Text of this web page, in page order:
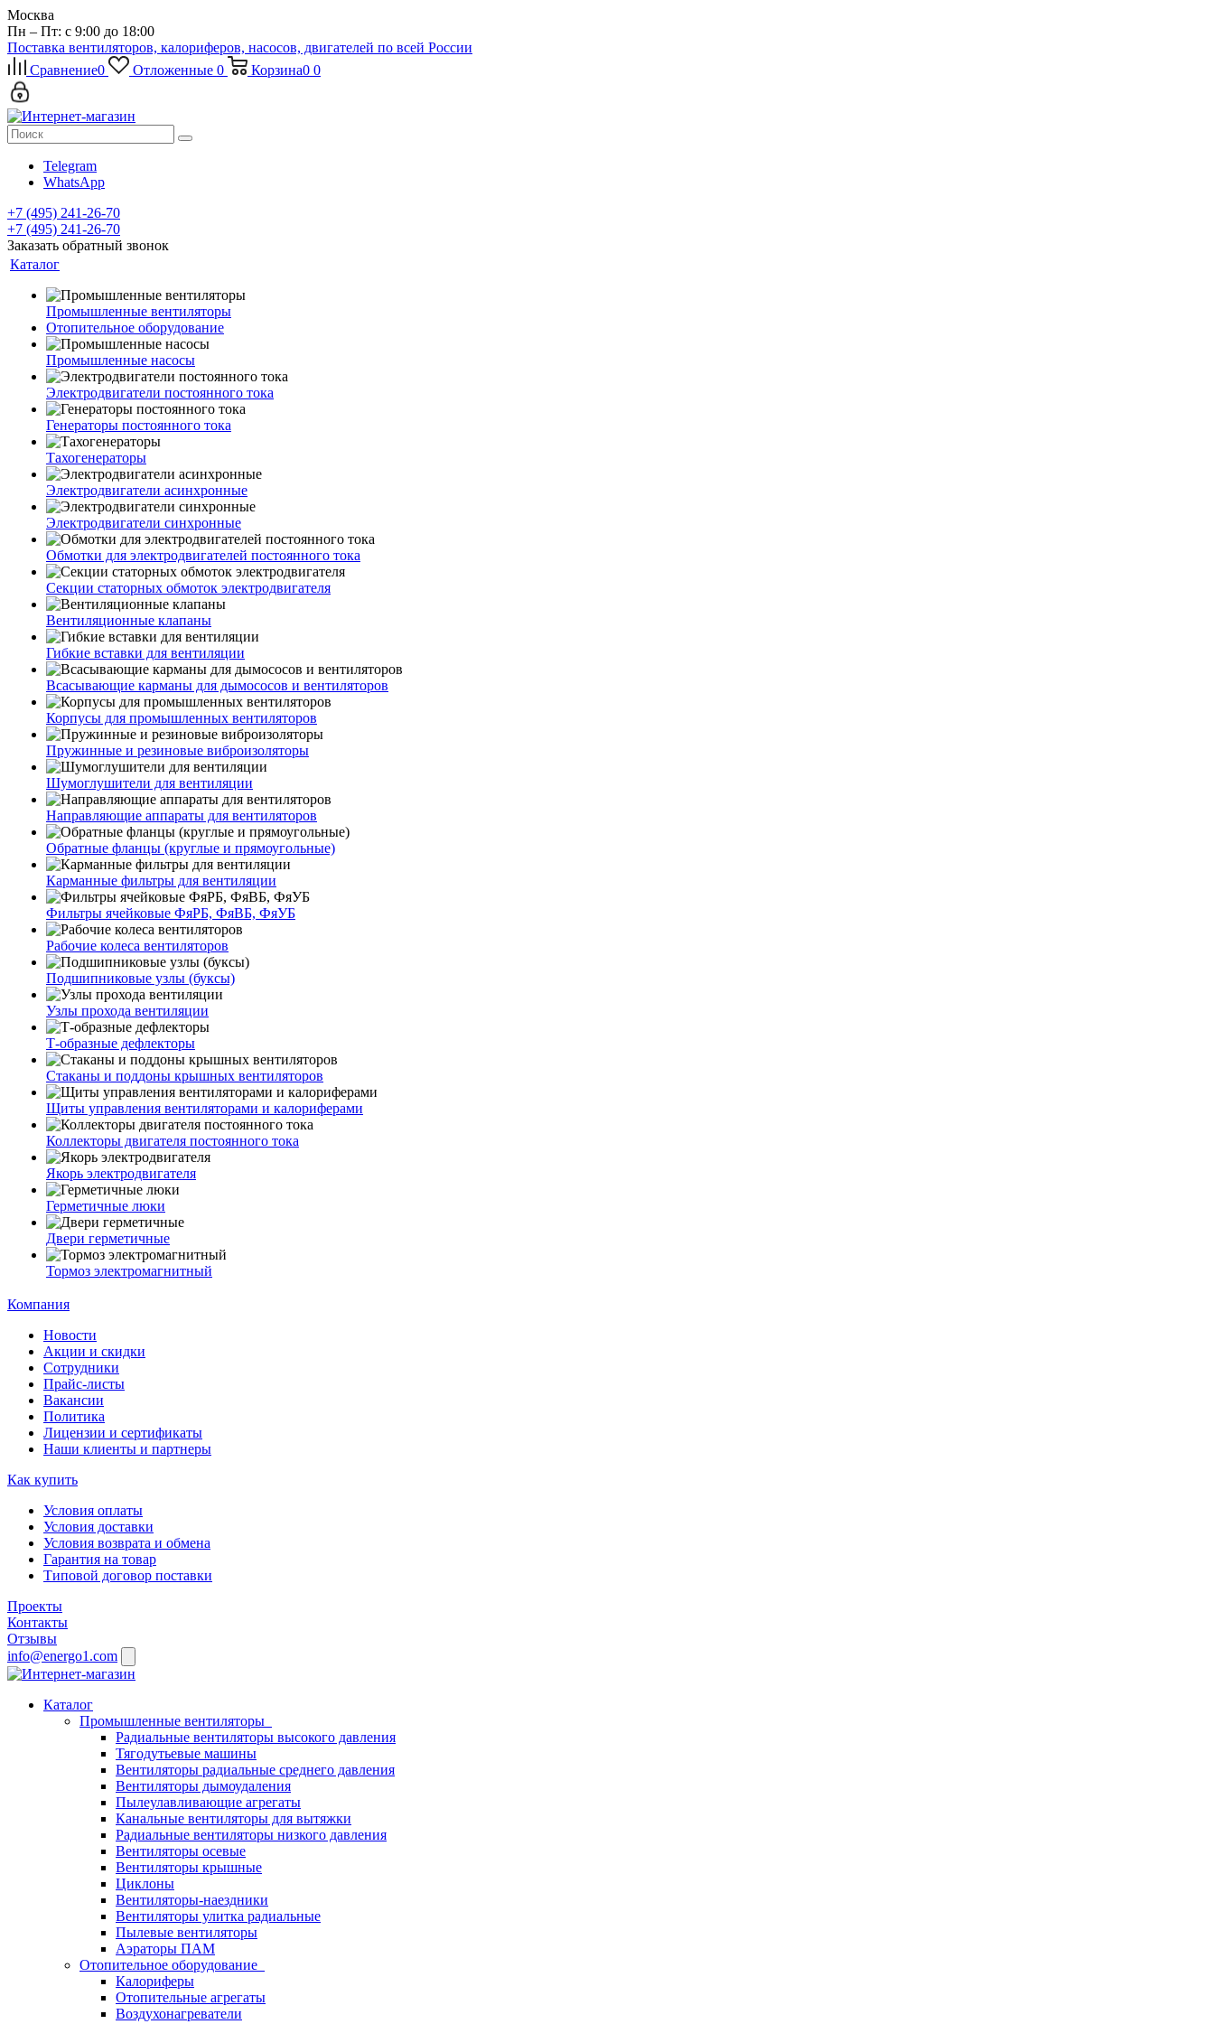
Москва
Пн – Пт: с 9:00 до 18:00
Поставка вентиляторов, калориферов, насосов, двигателей по всей России
Сравнение0 Отложенные 0 Корзина0 0
Telegram
WhatsApp
+7 (495) 241-26-70
+7 (495) 241-26-70
Заказать обратный звонок
Каталог
Промышленные вентиляторы
Отопительное оборудование
Промышленные насосы
Электродвигатели постоянного тока
Генераторы постоянного тока
Тахогенераторы
Электродвигатели асинхронные
Электродвигатели синхронные
Обмотки для электродвигателей постоянного тока
Секции статорных обмоток электродвигателя
Вентиляционные клапаны
Гибкие вставки для вентиляции
Всасывающие карманы для дымососов и вентиляторов
Корпусы для промышленных вентиляторов
Пружинные и резиновые виброизоляторы
Шумоглушители для вентиляции
Направляющие аппараты для вентиляторов
Обратные фланцы (круглые и прямоугольные)
Карманные фильтры для вентиляции
Фильтры ячейковые ФяРБ, ФяВБ, ФяУБ
Рабочие колеса вентиляторов
Подшипниковые узлы (буксы)
Узлы прохода вентиляции
Т-образные дефлекторы
Стаканы и поддоны крышных вентиляторов
Щиты управления вентиляторами и калориферами
Коллекторы двигателя постоянного тока
Якорь электродвигателя
Герметичные люки
Двери герметичные
Тормоз электромагнитный
Компания
Новости
Акции и скидки
Сотрудники
Прайс-листы
Вакансии
Политика
Лицензии и сертификаты
Наши клиенты и партнеры
Как купить
Условия оплаты
Условия доставки
Условия возврата и обмена
Гарантия на товар
Типовой договор поставки
Проекты
Контакты
Отзывы
info@energo1.com
Каталог
Промышленные вентиляторы
Радиальные вентиляторы высокого давления
Тягодутьевые машины
Вентиляторы радиальные среднего давления
Вентиляторы дымоудаления
Пылеулавливающие агрегаты
Канальные вентиляторы для вытяжки
Радиальные вентиляторы низкого давления
Вентиляторы осевые
Вентиляторы крышные
Циклоны
Вентиляторы-наездники
Вентиляторы улитка радиальные
Пылевые вентиляторы
Аэраторы ПАМ
Отопительное оборудование
Калориферы
Отопительные агрегаты
Воздухонагреватели